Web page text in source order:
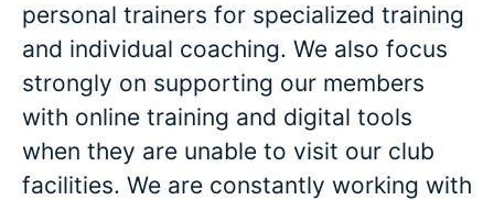
personal trainers for specialized training
and individual coaching. We also focus
strongly on supporting our members
with online training and digital tools
when they are unable to visit our club
facilities. We are constantly working with